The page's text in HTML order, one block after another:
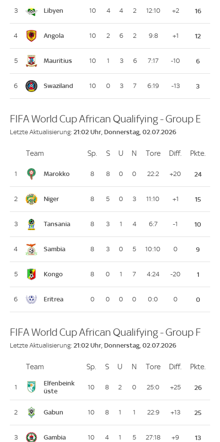
3 Libyen 10 4 4 2 12:10 +2 16
4 Angola 10 2 6 2 9:8 +1 12
5 Mauritius 10 1 3 6 7:17 -10 6
6 Swaziland 10 0 3 7 6:19 -13 3
FIFA World Cup African Qualifying - Group E
Letzte Aktualisierung: 21:02 Uhr, Donnerstag, 02.07.2026
PlatzTeam Sp. Spiele
SSiege
U Unentschieden
N Niederlagen
ToreToreDiff. Differenz
Pkte.
1 Marokko 8 8 0 0 22:2 +20 24
2 Niger 8 5 0 3 11:10 +1 15
3 Tansania 8 3 1 4 6:7 -1 10
4 Sambia 8 3 0 5 10:10 0 9
5 Kongo 8 0 1 7 4:24 -20 1
6 Eritrea 0 0 0 0 0:0 0 0
FIFA World Cup African Qualifying - Group F
Letzte Aktualisierung: 21:02 Uhr, Donnerstag, 02.07.2026
PlatzTeam Sp. Spiele
SSiege
U Unentschieden
N Niederlagen
Tore ToreDiff. Differenz
Pkte.
1
Elfenbeink
üste
10 8 2 0 25:0 +25 26
2 Gabun 10 8 1 1 22:9 +13 25
3 Gambia 10 4 1 5 27:18 +9 13